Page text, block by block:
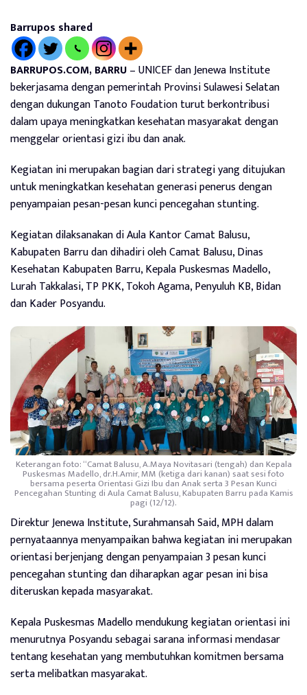
Barrupos shared
BARRUPOS.COM, BARRU– UNICEF dan Jenewa Institute
bekerjasama dengan pemerintah Provinsi Sulawesi Selatan
dengan dukungan Tanoto Foudation turut berkontribusi
dalam upaya meningkatkan kesehatan masyarakat dengan
menggelar orientasi gizi ibu dan anak.
Kegiatan ini merupakan bagian dari strategi yang ditujukan
untuk meningkatkan kesehatan generasi penerus dengan
penyampaian pesan-pesan kunci pencegahan stunting.
Kegiatan dilaksanakan di Aula Kantor Camat Balusu,
Kabupaten Barru dan dihadiri oleh Camat Balusu, Dinas
Kesehatan Kabupaten Barru, Kepala Puskesmas Madello,
Lurah Takkalasi, TP PKK, Tokoh Agama, Penyuluh KB, Bidan
dan Kader Posyandu.
Keterangan foto: “Camat Balusu, A.Maya Novitasari (tengah) dan Kepala
Puskesmas Madello, dr.H.Amir, MM (ketiga dari kanan) saat sesi foto
bersama peserta Orientasi Gizi Ibu dan Anak serta 3 Pesan Kunci
Pencegahan Stunting di Aula Camat Balusu, Kabupaten Barru pada Kamis
pagi (12/12).
Direktur Jenewa Institute, Surahmansah Said, MPH dalam
pernyataannya menyampaikan bahwa kegiatan ini merupakan
orientasi berjenjang dengan penyampaian 3 pesan kunci
pencegahan stunting dan diharapkan agar pesan ini bisa
diteruskan kepada masyarakat.
Kepala Puskesmas Madello mendukung kegiatan orientasi ini
menurutnya Posyandu sebagai sarana informasi mendasar
tentang kesehatan yang membutuhkan komitmen bersama
serta melibatkan masyarakat.